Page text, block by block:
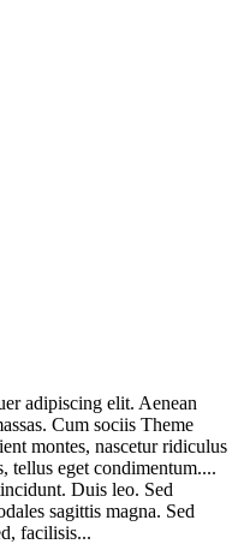
adipiscing elit. Aenean
Cum sociis Theme
montes, nascetur ridiculus
tellus eget condimentum....
Duis leo. Sed
sagittis magna. Sed
facilisis...